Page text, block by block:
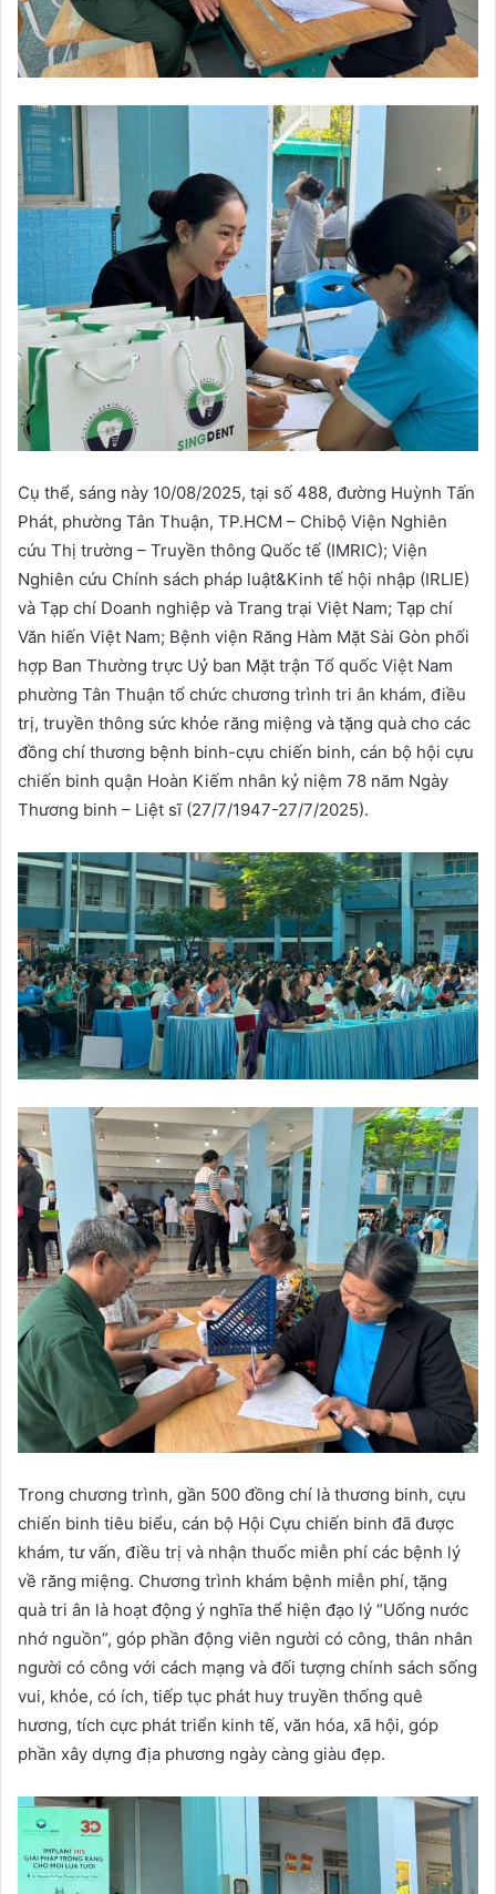
Cụ thể, sáng này 10/08/2025, tại số 488, đường Huỳnh Tấn
Phát, phường Tân Thuận, TP.HCM – Chibộ Viện Nghiên
cứu Thị trường – Truyền thông Quốc tế (IMRIC); Viện
Nghiên cứu Chính sách pháp luật&Kinh tế hội nhập (IRLIE)
và Tạp chí Doanh nghiệp và Trang trại Việt Nam; Tạp chí
Văn hiến Việt Nam; Bệnh viện Răng Hàm Mặt Sài Gòn phối
hợp Ban Thường trực Uỷ ban Mặt trận Tổ quốc Việt Nam
phường Tân Thuận tổ chức chương trình tri ân khám, điều
trị, truyền thông sức khỏe răng miệng và tặng quà cho các
đồng chí thương bệnh binh-cựu chiến binh, cán bộ hội cựu
chiến binh quận Hoàn Kiếm nhân kỷ niệm 78 năm Ngày
Thương binh – Liệt sĩ (27/7/1947-27/7/2025).
Trong chương trình, gần 500 đồng chí là thương binh, cựu
chiến binh tiêu biểu, cán bộ Hội Cựu chiến binh đã được
khám, tư vấn, điều trị và nhận thuốc miễn phí các bệnh lý
về răng miệng. Chương trình khám bệnh miễn phí, tặng
quà tri ân là hoạt động ý nghĩa thể hiện đạo lý “Uống nước
nhớ nguồn”, góp phần động viên người có công, thân nhân
người có công với cách mạng và đối tượng chính sách sống
vui, khỏe, có ích, tiếp tục phát huy truyền thống quê
hương, tích cực phát triển kinh tế, văn hóa, xã hội, góp
phần xây dựng địa phương ngày càng giàu đẹp.